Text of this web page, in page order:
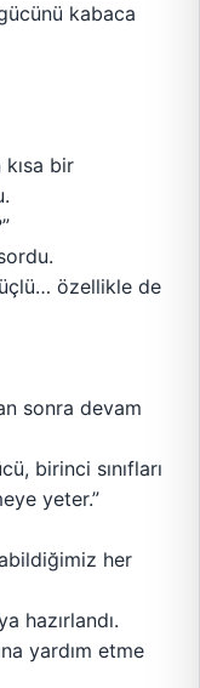
kabaca
bir
özellikle de
sonra devam
birinci sınıfları
yeter.”
her
hazırlandı.
yardım etme